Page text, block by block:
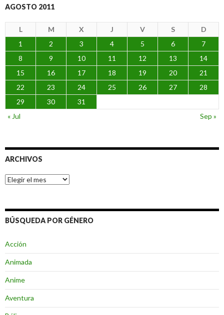
AGOSTO 2011
L M X J V S
D
1
2 3 4 5 6
7
8
9 10 11 12 13
14
15
16 17 18 19 20
21
22
23 24 25 26 27
28
29
30
31
« Jul
Sep »
ARCHIVOS
Archivos
BÚSQUEDA POR GÉNERO
Acción
Animada
Anime
Aventura